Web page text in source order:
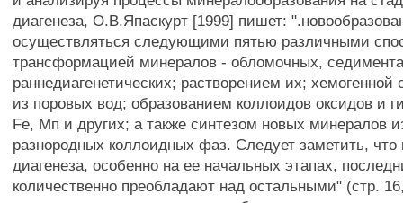
диагенеза, О.В.Япаскурт [1999] пишет:
осуществляться следующими пятью различными
трансформацией минералов - обломочных,
раннедиагенетических; растворением их; хемогенной
из поровых вод; образованием коллоидов оксидов и
Fe, Мп и других; а также синтезом новых минералов
разнородных коллоидных фаз. Следует заметить, что
диагенеза, особенно на ее начальных этапах,
количественно преобладают над остальными" (стр.